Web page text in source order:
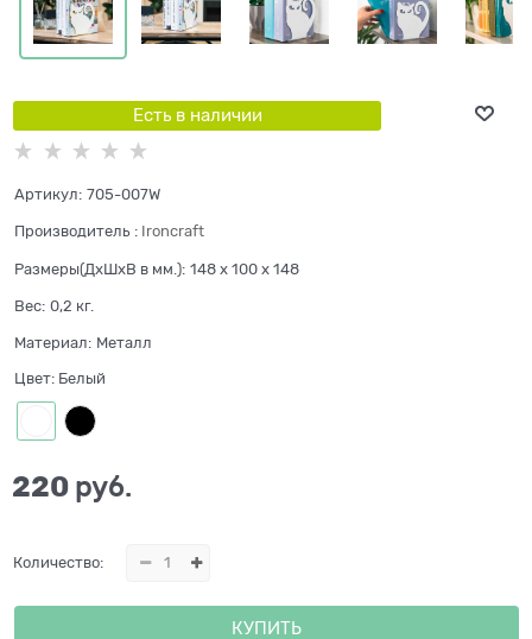
Есть в наличии
Артикул: 705-007W
Производитель : Ironcraft
Размеры(ДхШхВ в мм.): 148 x 100 x 148
Вес: 0,2 кг.
Материал: Металл
Цвет: Белый
220 руб.
Количество:
КУПИТЬ